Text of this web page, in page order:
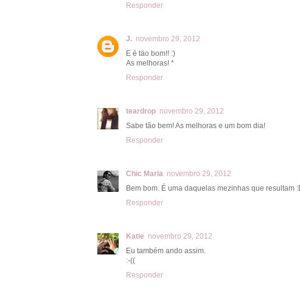
Responder
J. novembro 29, 2012
E é täo bom!! :)
As melhoras! *
Responder
teardrop novembro 29, 2012
Sabe tão bem! As melhoras e um bom dia!
Responder
Chic Maria novembro 29, 2012
Bem bom. É uma daquelas mezinhas que resultam
Responder
Katie novembro 29, 2012
Eu também ando assim.
:-((
Responder